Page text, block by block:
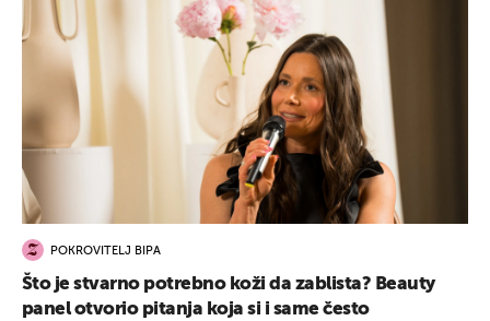
POKROVITELJ BIPA
Što je stvarno potrebno koži da zablista? Beauty
panel otvorio pitanja koja si i same često